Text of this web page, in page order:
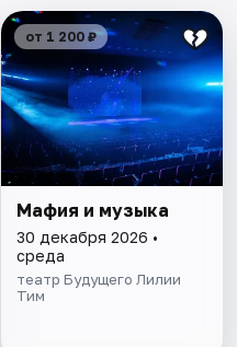
от 1 200 ₽
Мафия и музыка
30 декабря 2026 •
среда
театр Будущего Лилии
Тим